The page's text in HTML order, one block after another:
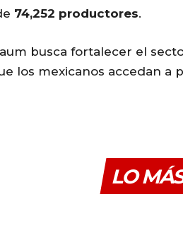
74,252 productores.
busca fortalecer el
los mexicanos accedan a
LO